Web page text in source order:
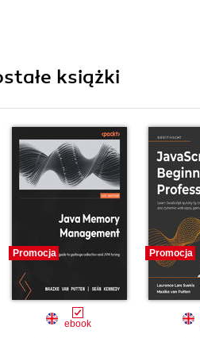
książki
Promocja
ebook
Promocja